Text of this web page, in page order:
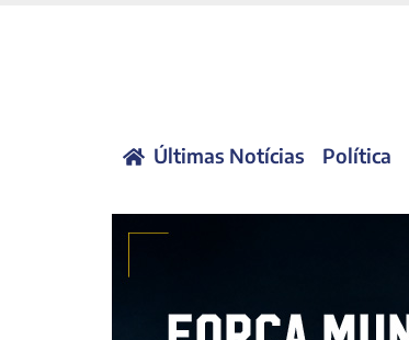
Últimas Notícias Política